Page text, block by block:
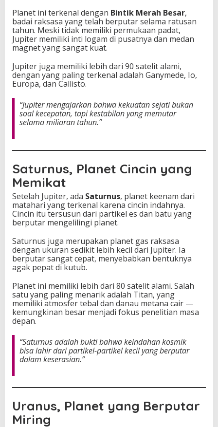
Planet ini terkenal dengan Bintik Merah Besar,
badai raksasa yang telah berputar selama ratusan
tahun. Meski tidak memiliki permukaan padat,
Jupiter memiliki inti logam di pusatnya dan medan
magnet yang sangat kuat.
Jupiter juga memiliki lebih dari 90 satelit alami,
dengan yang paling terkenal adalah Ganymede, Io,
Europa, dan Callisto.
“Jupiter mengajarkan bahwa kekuatan sejati bukan
soal kecepatan, tapi kestabilan yang memutar
selama miliaran tahun.”
Saturnus, Planet Cincin yang
Memikat
Setelah Jupiter, ada Saturnus, planet keenam dari
matahari yang terkenal karena cincin indahnya.
Cincin itu tersusun dari partikel es dan batu yang
berputar mengelilingi planet.
Saturnus juga merupakan planet gas raksasa
dengan ukuran sedikit lebih kecil dari Jupiter. Ia
berputar sangat cepat, menyebabkan bentuknya
agak pepat di kutub.
Planet ini memiliki lebih dari 80 satelit alami. Salah
satu yang paling menarik adalah Titan, yang
memiliki atmosfer tebal dan danau metana cair —
kemungkinan besar menjadi fokus penelitian masa
depan.
“Saturnus adalah bukti bahwa keindahan kosmik
bisa lahir dari partikel-partikel kecil yang berputar
dalam keserasian.”
Uranus, Planet yang Berputar
Miring